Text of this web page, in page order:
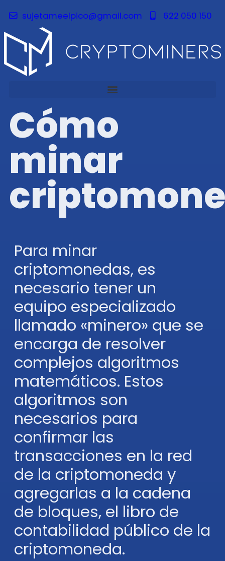
sujetameelpico@gmail.com 622 050 150
Cómo
minar
Para minar
criptomonedas, es
necesario tener un
equipo especializado
llamado «minero» que se
encarga de resolver
complejos algoritmos
matemáticos. Estos
algoritmos son
necesarios para
confirmar las
transacciones en la red
de la criptomoneda y
agregarlas a la cadena
de bloques, el libro de
contabilidad público de la
criptomoneda.